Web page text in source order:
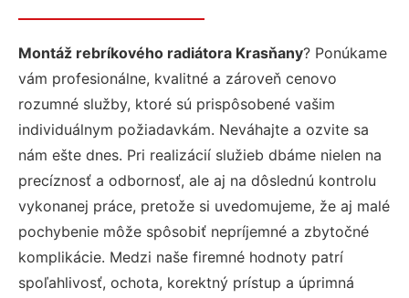
Montáž rebríkového radiátora Krasňany? Ponúkame
vám profesionálne, kvalitné a zároveň cenovo
rozumné služby, ktoré sú prispôsobené vašim
individuálnym požiadavkám. Neváhajte a ozvite sa
nám ešte dnes. Pri realizácií služieb dbáme nielen na
precíznosť a odbornosť, ale aj na dôslednú kontrolu
vykonanej práce, pretože si uvedomujeme, že aj malé
pochybenie môže spôsobiť nepríjemné a zbytočné
komplikácie. Medzi naše firemné hodnoty patrí
spoľahlivosť, ochota, korektný prístup a úprimná